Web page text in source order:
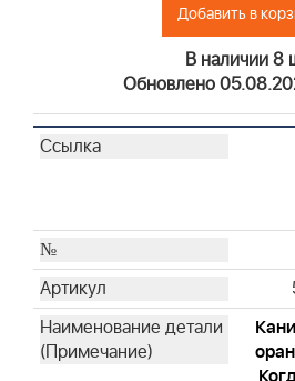
Добавить в
В наличии 8
Обновлено